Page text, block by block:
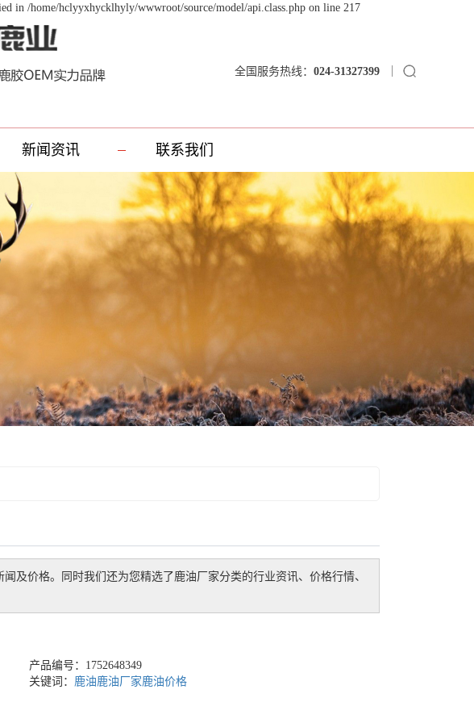
in /home/hclyyxhycklhyly/wwwroot/source/model/api.class.php on line 217
全国服务热线： 024-31327399
新闻资讯 联系我们
闻及价格。同时我们还为您精选了 鹿油厂家分类的行业资讯、价格行情、
产品编号：1752648349
关键词： 鹿油鹿油厂家鹿油价格